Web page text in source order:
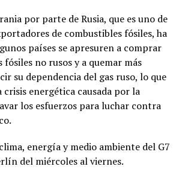
por parte de Rusia, que es uno de
de combustibles fósiles, ha
países se apresuren a comprar
fósiles no rusos y a quemar más
su dependencia del gas ruso, lo que
crisis energética causada por la
los esfuerzos para luchar contra
energía y medio ambiente del G7
del miércoles al viernes.